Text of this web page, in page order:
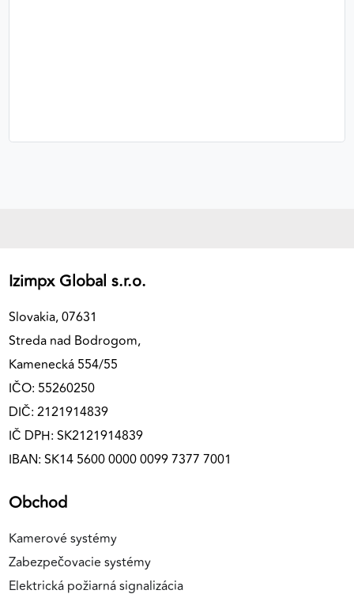
Izimpx Global s.r.o.
Slovakia, 07631
Streda nad Bodrogom,
Kamenecká 554/55
IČO: 55260250
DIČ: 2121914839
IČ DPH: SK2121914839
IBAN: SK14 5600 0000 0099 7377 7001
Obchod
Kamerové systémy
Zabezpečovacie systémy
Elektrická požiarná signalizácia